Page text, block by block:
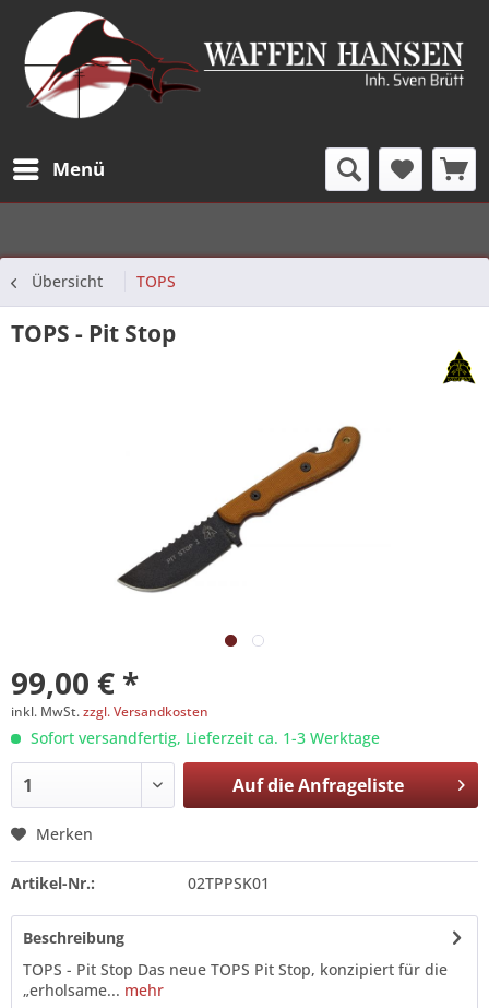
Menü
Übersicht TOPS
TOPS - Pit Stop
99,00 € *
inkl. MwSt.zzgl. Versandkosten
Sofort versandfertig, Lieferzeit ca. 1-3 Werktage
Auf dieAnfrageliste
Merken
Artikel-Nr.: 02TPPSK01
Beschreibung
TOPS - Pit Stop Das neue TOPS Pit Stop, konzipiert für die
„erholsame... mehr